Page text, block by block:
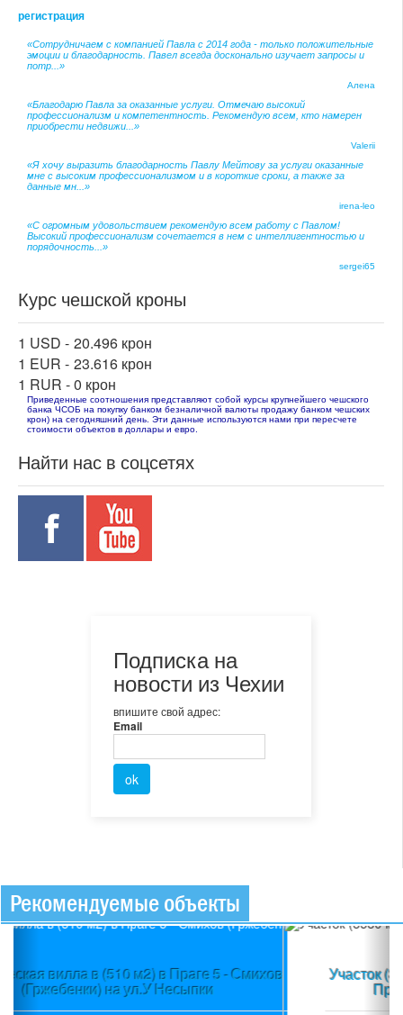
регистрация
«Сотрудничаем с компанией Павла с 2014 года - только положительные
эмоции и благодарность. Павел всегда досконально изучает запросы и
потр...»
Алена
«Благодарю Павла за оказанные услуги. Отмечаю высокий
профессионализм и компетентность. Рекомендую всем, кто намерен
приобрести недвижи...»
Valerii
«Я хочу выразить благодарность Павлу Мейтову за услуги оказанные
мне с высоким профессионализмом и в короткие сроки, а также за
данные мн...»
irena-leo
«С огромным удовольствием рекомендую всем работу с Павлом!
Высокий профессионализм сочетается в нем с интеллигентностью и
порядочность...»
sergei65
Курс чешской кроны
1 USD - 20.496 крон
1 EUR - 23.616 крон
1 RUR -0 крон
Приведенные соотношения представляют собой курсы крупнейшего чешского
банка ЧСОБ на покупку банком безналичной валюты продажу банком чешских
крон) на сегодняшний день. Эти данные используются нами при пересчете
стоимости объектов в доллары и евро.
Найти нас в соцсетях
Подписка на
новости из Чехии
впишите свой адрес:
Email
Рекомендуемые объекты
Участок (3580 м2) в пос.Вшеноры (Прага-запад) +
Проект + Строительное разрешение
Previous